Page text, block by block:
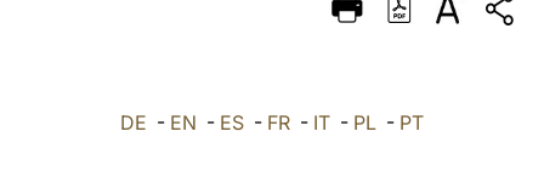
DE - EN - ES - FR - IT - PL - PT